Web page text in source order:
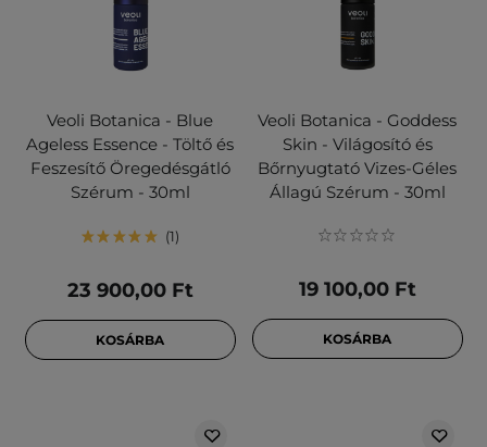
Veoli Botanica - Blue
Ageless Essence - Töltő és
Feszesítő Öregedésgátló
Szérum - 30ml
1
23 900,00 Ft
KOSÁRBA
Veoli Botanica - Goddess
Skin - Világosító és
Bőrnyugtató Vizes-Géles
Állagú Szérum - 30ml
19 100,00 Ft
KOSÁRBA